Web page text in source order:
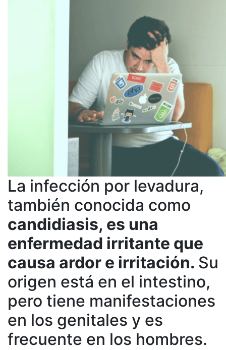
La infección por levadura,
también conocida como
candidiasis, es una
enfermedad irritante que
causa ardor e irritación. Su
origen está en el intestino,
pero tiene manifestaciones
en los genitales y es
frecuente en los hombres.